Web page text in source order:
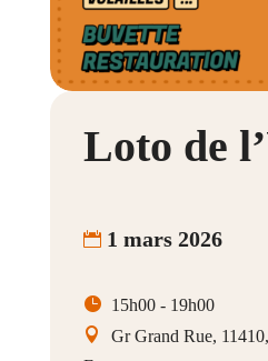
Loto de
1 mars 2026
15h00 - 19h00
Gr Grand Rue,